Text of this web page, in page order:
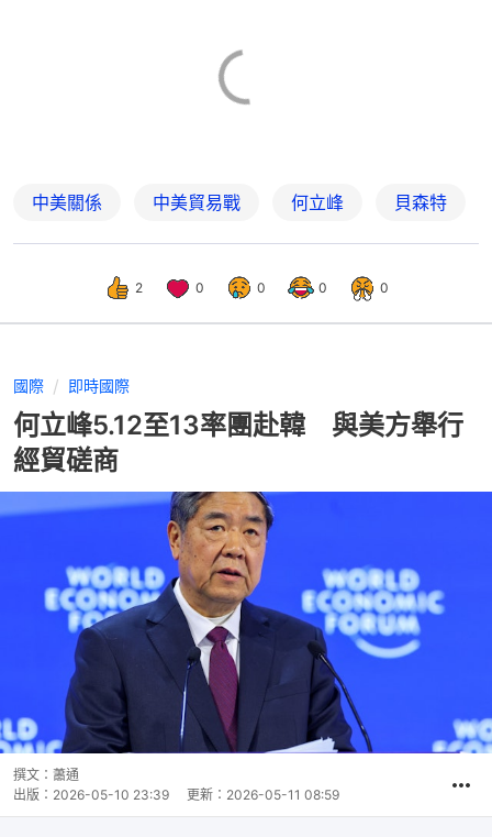
中美關係 中美貿易戰 何立峰 貝森特
2 0 0 0 0
國際 即時國際
何立峰5.12至13率團赴韓 與美方舉行
經貿磋商
撰文： 蕭通
出版： 2026-05-10 23:39 更新： 2026-05-11 08:59